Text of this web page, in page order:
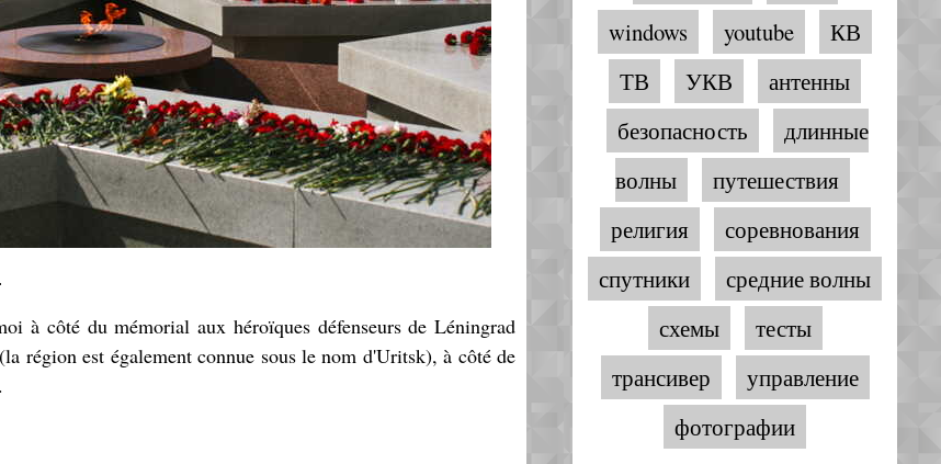
à côté du mémorial aux héroïques défenseurs de Léningrad
région est également connue sous le nom d'Uritsk), à côté de
windows
youtube
КВ
ТВ
УКВ
антенны
безопасность
длинные
волны
путешествия
религия
соревнования
спутники
средние волны
схемы
тесты
трансивер
управление
фотографии